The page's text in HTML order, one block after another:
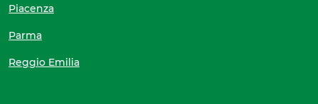
Piacenza
Parma
Reggio Emilia